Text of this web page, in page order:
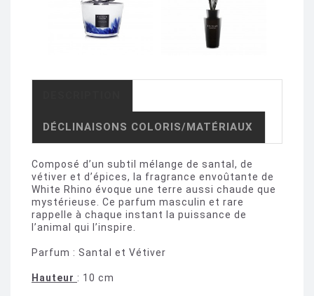
DÉCLINAISONS COLORIS/MATÉRIAUX
Composé d’un subtil mélange de santal, de
vétiver et d’épices, la fragrance envoûtante de
White Rhino évoque une terre aussi chaude que
mystérieuse. Ce parfum masculin et rare
rappelle à chaque instant la puissance de
l’animal qui l’inspire.
Parfum : Santal et Vétiver
Hauteur : 10 cm